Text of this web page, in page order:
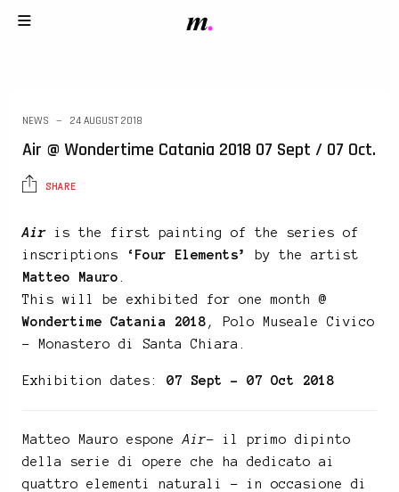
NEWS 24 AUGUST 2018
Air @ Wondertime Catania 2018 07 Sept / 07 Oct.
SHARE
Air is the first painting of the series of
inscriptions
‘Four Elements’
by the artist
Matteo Mauro
This will be exhibited for one month @
Wondertime Catania 2018 , Polo Museale Civico
– Monastero di Santa Chiara.
Exhibition dates: 07 Sept – 07 Oct 2018
Matteo Mauro espone Air– il primo dipinto
della serie di opere che ha dedicato ai
quattro elementi naturali – in occasione di